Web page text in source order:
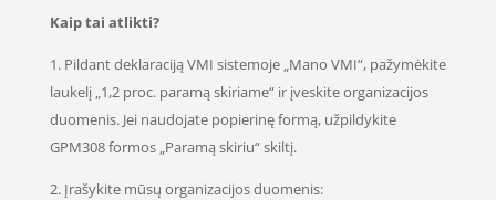
Kaip tai atlikti?
1. Pildant deklaraciją VMI sistemoje „Mano VMI“, pažymėkite
laukelį „1,2 proc. paramą skiriame“ ir įveskite organizacijos
duomenis. Jei naudojate popierinę formą, užpildykite
GPM308 formos „Paramą skiriu“ skiltį.
2. Įrašykite mūsų organizacijos duomenis: